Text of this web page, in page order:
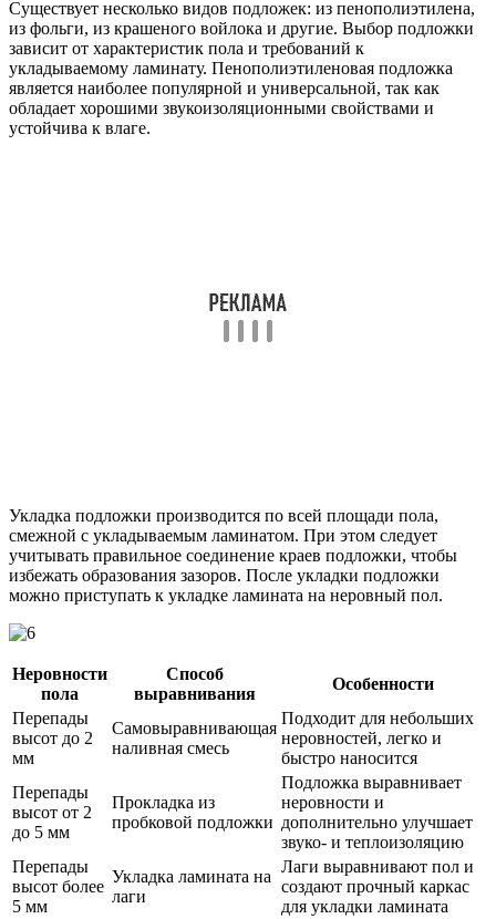
Существует несколько видов подложек: из пенополиэтилена,
из фольги, из крашеного войлока и другие. Выбор подложки
зависит от характеристик пола и требований к
укладываемому ламинату. Пенополиэтиленовая подложка
является наиболее популярной и универсальной, так как
обладает хорошими звукоизоляционными свойствами и
устойчива к влаге.
Укладка подложки производится по всей площади пола,
смежной с укладываемым ламинатом. При этом следует
учитывать правильное соединение краев подложки, чтобы
избежать образования зазоров. После укладки подложки
можно приступать к укладке ламината на неровный пол.
Неровности
пола
Способ
выравнивания
Особенности
Перепады
высот до 2
мм
Самовыравнивающая
наливная смесь
Подходит для небольших
неровностей, легко и
быстро наносится
Перепады
высот от 2
до 5 мм
Прокладка из
пробковой подложки
Подложка выравнивает
неровности и
дополнительно улучшает
звуко- и теплоизоляцию
Перепады
высот более
5 мм
Укладка ламината на
лаги
Лаги выравнивают пол и
создают прочный каркас
для укладки ламината